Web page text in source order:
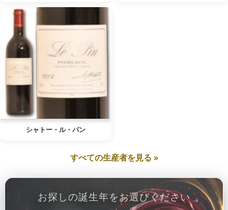
シャトー・ル・パン
すべての生産者を見る »
お探しの誕生年をお選びください